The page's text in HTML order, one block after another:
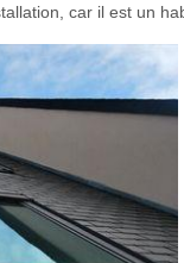
car il est un